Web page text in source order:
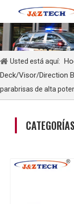
Usted está aquí:
Deck/Visor/Direction
parabrisas de alta